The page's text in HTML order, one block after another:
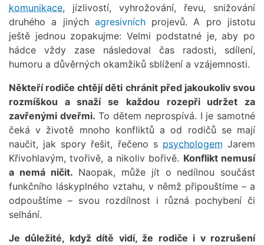
komunikace, jízlivostí, vyhrožování, řevu, snižování
druhého a jiných agresivníchprojevů. A pro jistotu
ještě jednou zopakujme: Velmi podstatné je, aby po
hádce vždy zase následoval čas radosti, sdílení,
humoru a důvěrných okamžiků sblížení a vzájemnosti.
Někteří rodiče chtějí děti chránit před jakoukoliv svou
rozmíškou a snaží se každou rozepři udržet za
zavřenými dveřmi. To dětem neprospívá. I je samotné
čeká v životě mnoho konfliktů a od rodičů se mají
naučit, jak spory řešit, řečeno s psychologem Jarem
Křivohlavým, tvořivě, a nikoliv bořivě. Konflikt nemusí
a nemá ničit. Naopak, může jít o nedílnou součást
funkčního láskyplného vztahu, v němž připouštíme – a
odpouštíme – svou rozdílnost i různá pochybení či
selhání.
Je důležité, když dítě vidí, že rodiče i v rozrušení